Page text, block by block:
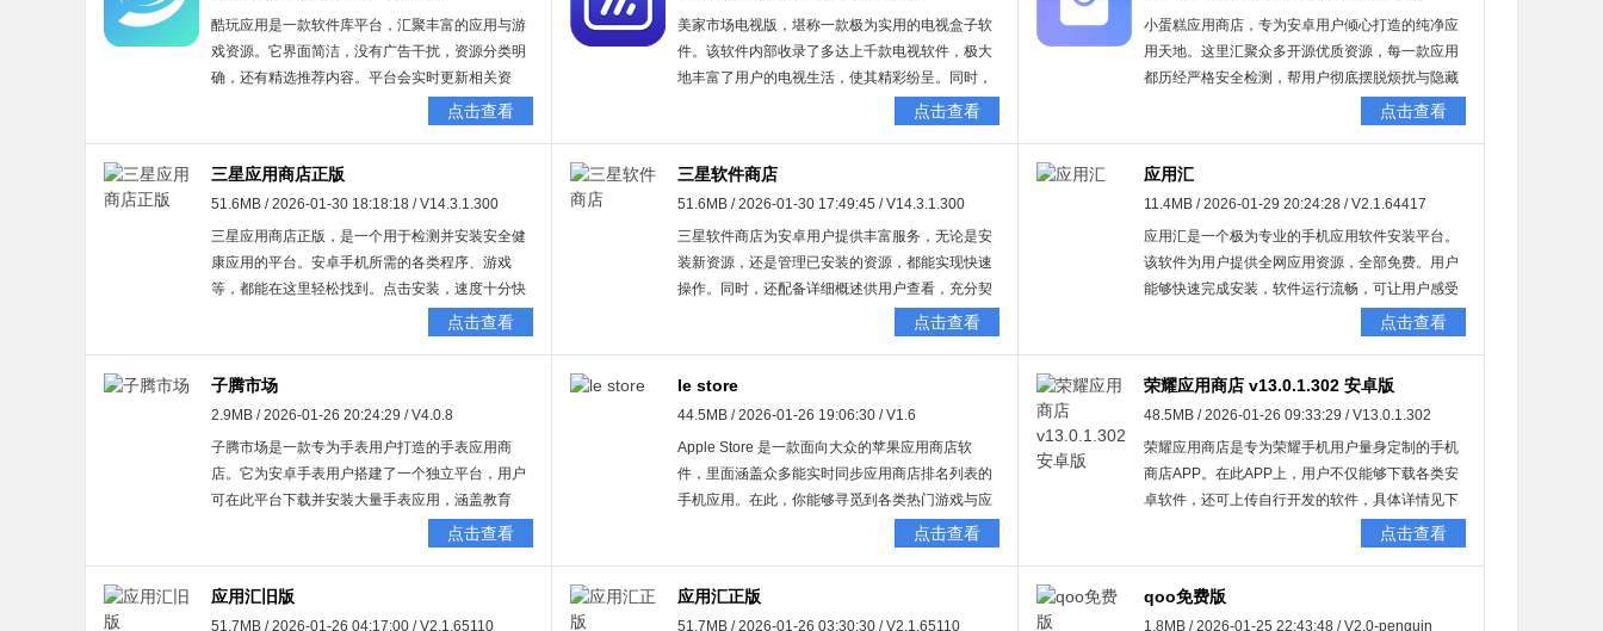
酷玩应用是一款软件库平台，汇聚丰富的应用与游
戏资源。它界面简洁，没有广告干扰，资源分类明
确，还有精选推荐内容。平台会实时更新相关资
讯，让用户能轻松知晓最新应用，轻松把握动态。
不仅如此，它还支持在线关注、收藏资源，以及通
用起来极为便捷。
点击查看
美家市场电视版，堪称一款极为实用的电视盒子软
件。该软件内部收录了多达上千款电视软件，极大
地丰富了用户的电视生活，使其精彩纷呈。同时，
它为用户提供了海量的影视资源，用户在此能够轻
松找到心仪内容，免费畅享，便捷无比。不仅如
储大量影音资源，大家能依据自身需求挑选要存储
的内容，让观看视频变得更加便捷高效。另外，它
还拥有管理电视的功能，在界面上方能找到一键清
理、应用更新等选项，能够及时清理垃圾，防止电
视出现卡顿等状况。有需要的朋友，不妨前来一
点击查看
小蛋糕应用商店，专为安卓用户倾心打造的纯净应
用天地。这里汇聚众多开源优质资源，每一款应用
都历经严格安全检测，帮用户彻底摆脱烦扰与隐藏
消费。凭借智能推荐算法和多线程极速技术，助力
用户迅速发现契合自身兴趣的精品应用。有需要的
点击查看
三星应用商店正版
51.6MB / 2026-01-30 18:18:18 / V14.3.1.300
三星应用商店正版，是一个用于检测并安装安全健
康应用的平台。安卓手机所需的各类程序、游戏
等，都能在这里轻松找到。点击安装，速度十分快
捷，只要是你有需求的内容，都可以在该平台进行
点击查看
三星软件商店
51.6MB / 2026-01-30 17:49:45 / V14.3.1.300
三星软件商店为安卓用户提供丰富服务，无论是安
装新资源，还是管理已安装的资源，都能实现快速
操作。同时，还配备详细概述供用户查看，充分契
合每位用户追求的极速体验，并且安装完全免费。
点击查看
应用汇
11.4MB / 2026-01-29 20:24:28 / V2.1.64417
应用汇是一个极为专业的手机应用软件安装平台。
该软件为用户提供全网应用资源，全部免费。用户
能够快速完成安装，软件运行流畅，可让用户感受
与众不同的安装体验。此外，它还会向用户推送实
时新闻资讯、各类游戏的福利活动，更有游戏大神
新应用，不妨来这里体验一番。
点击查看
子腾市场
2.9MB / 2026-01-26 20:24:29 / V4.0.8
子腾市场是一款专为手表用户打造的手表应用商
店。它为安卓手表用户搭建了一个独立平台，用户
可在此平台下载并安装大量手表应用，涵盖教育
类、娱乐类、工具类等各类别，旨在提供丰富多元
的应用选择，用户直接打开软件就能轻松下载。
点击查看
le store
44.5MB / 2026-01-26 19:06:30 / V1.6
Apple Store 是一款面向大众的苹果应用商店软
件，里面涵盖众多能实时同步应用商店排名列表的
手机应用。在此，你能够寻觅到各类热门游戏与应
用程序。这一软件如同一个大集合，大量应用和游
戏汇聚其中，且安卓应用商店软件的更新十分及
样的排名列表，还会推荐各类实用又有趣的软件游
点击查看
荣耀应用商店 v13.0.1.302 安卓版
48.5MB / 2026-01-26 09:33:29 / V13.0.1.302
荣耀应用商店是专为荣耀手机用户量身定制的手机
商店APP。在此APP上，用户不仅能够下载各类安
卓软件，还可上传自行开发的软件，具体详情见下
文或查阅官方文档。荣耀应用商店APP内的软件均
经过安全检测，并进行了细致分类，用户能依据自
点击查看
应用汇旧版
51.7MB / 2026-01-26 04:17:00 / V2.1.65110
应用汇正版
51.7MB / 2026-01-26 03:30:30 / V2.1.65110
qoo免费版
1.8MB / 2026-01-25 22:43:48 / V2.0-penguin